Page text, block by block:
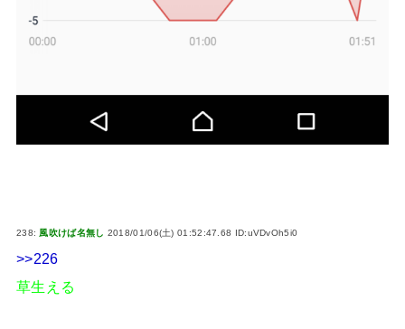
238: 風吹けば名無し 2018/01/06(土) 01:52:47.68 ID:uVDvOh5i0
>>226
草生える